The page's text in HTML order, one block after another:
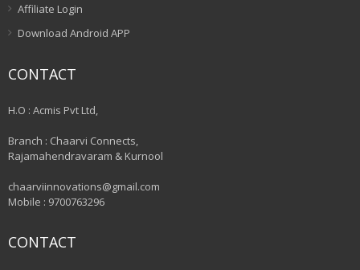
Affiliate Login
Download Android APP
CONTACT
H.O : Acmis Pvt Ltd,
Branch : Chaarvi Connects,
Rajamahendravaram & Kurnool
chaarviinnovations@gmail.com
Mobile : 9700763296
CONTACT